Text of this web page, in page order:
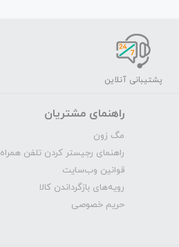
پشتیبانی آنلاین
راهنمای مشتریان
مگ‌ زون
راهنمای رجیستر کردن تلفن همراه
قوانین وب‌سایت
رویه‌‌های بازگرداندن کالا
حریم خصوصی